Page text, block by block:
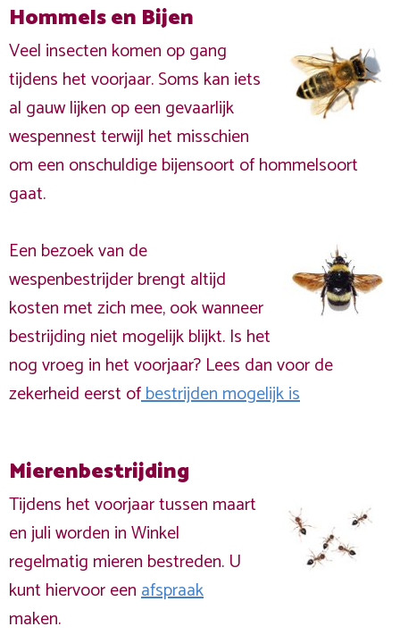
Hommels en Bijen
Veel insecten komen op gang
tijdens het voorjaar. Soms kan iets
al gauw lijken op een gevaarlijk
wespennest terwijl het misschien
om een onschuldige bijensoort of hommelsoort
gaat.
Een bezoek van de
wespenbestrijder brengt altijd
kosten met zich mee, ook wanneer
bestrijding niet mogelijk blijkt. Is het
nog vroeg in het voorjaar? Lees dan voor de
zekerheid eerst ofbestrijden mogelijk is
Mierenbestrijding
Tijdens het voorjaar tussen maart
en juli worden in Winkel
regelmatig mieren bestreden. U
kunt hiervoor eenafspraak
maken.